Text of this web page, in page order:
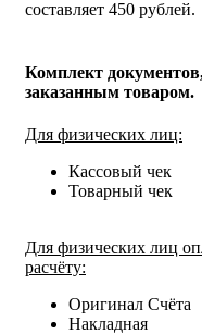
составляет 450 рублей.
Комплект
заказанным товаром.
Для физических лиц:
Кассовый чек
Товарный чек
Для физических лиц
расчёту:
Оригинал Счёта
Накладная